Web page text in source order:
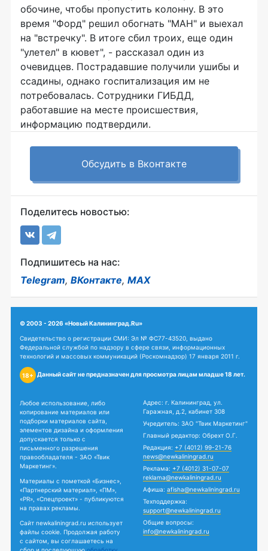
обочине, чтобы пропустить колонну. В это
время "Форд" решил обогнать "МАН" и выехал
на "встречку". В итоге сбил троих, еще один
"улетел" в кювет", - рассказал один из
очевидцев. Пострадавшие получили ушибы и
ссадины, однако госпитализация им не
потребовалась. Сотрудники ГИБДД,
работавшие на месте происшествия,
информацию подтвердили.
Обсудить в Вконтакте
Поделитесь новостью:
Подпишитесь на нас:
Telegram, ВКонтакте, MAX
© 2003 - 2026 «Новый Калининград.Ru»
Свидетельство о регистрации СМИ: Эл № ФС77-43520, выдано
Федеральной службой по надзору в сфере связи, информационных
технологий и массовых коммуникаций (Роскомнадзор) 17 января 2011 г.
18+ Данный сайт не предназначен для просмотра лицам младше 18 лет.
Любое использование, либо
копирование материалов или
подборки материалов сайта,
элементов дизайна и оформления
допускается только с
письменного разрешения
правообладателя - ЗАО «Твик
Маркетинг».
Материалы с пометкой «Бизнес»,
«Партнерский материал», «ПМ»,
«PR», «Спецпроект» - публикуются
на правах рекламы.
Сайт newkaliningrad.ru использует
файлы cookie. Продолжая работу
с сайтом, вы соглашаетесь на
Адрес: г. Калининград, ул.
Гаражная, д.2, кабинет 308
Учредитель: ЗАО "Твик Маркетинг"
Главный редактор: Обрехт О.Г.
Редакция: +7 (4012) 99-21-76
news@newkaliningrad.ru
Реклама: +7 (4012) 31-07-07
reklama@newkaliningrad.ru
Афиша: afisha@newkaliningrad.ru
Техподдержка:
support@newkaliningrad.ru
Общие вопросы:
info@newkaliningrad.ru